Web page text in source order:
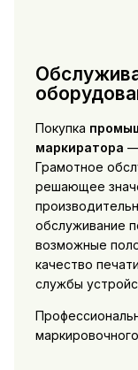
Покупка
маркиратора —
Грамотное
решающее
обслуживание
возможные
качество
службы